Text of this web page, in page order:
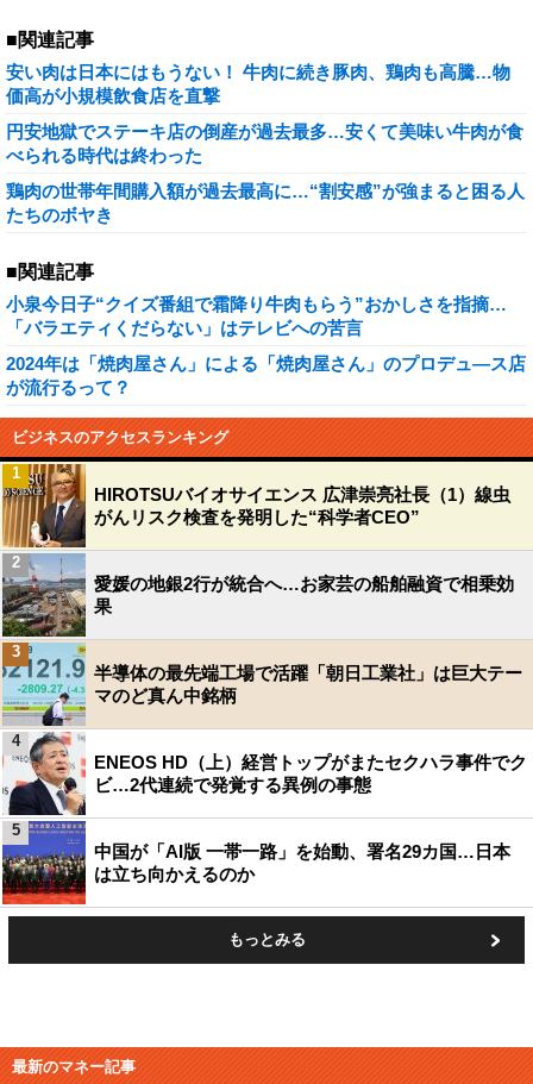
■関連記事
安い肉は日本にはもうない！ 牛肉に続き豚肉、鶏肉も高騰…物
価高が小規模飲食店を直撃
円安地獄でステーキ店の倒産が過去最多…安くて美味い牛肉が食
べられる時代は終わった
鶏肉の世帯年間購入額が過去最高に…“割安感”が強まると困る人
たちのボヤき
■関連記事
小泉今日子“クイズ番組で霜降り牛肉もらう”おかしさを指摘…
「バラエティくだらない」はテレビへの苦言
2024年は「焼肉屋さん」による「焼肉屋さん」のプロデュ―ス店
が流行るって？
ビジネスのアクセスランキング
HIROTSUバイオサイエンス 広津崇亮社長（1）線虫
がんリスク検査を発明した“科学者CEO”
1
愛媛の地銀2行が統合へ…お家芸の船舶融資で相乗効
果
2
半導体の最先端工場で活躍「朝日工業社」は巨大テー
マのど真ん中銘柄
3
ENEOS HD（上）経営トップがまたセクハラ事件でク
ビ…2代連続で発覚する異例の事態
4
中国が「AI版 一帯一路」を始動、署名29カ国…日本
は立ち向かえるのか
5
もっとみる
最新のマネー記事